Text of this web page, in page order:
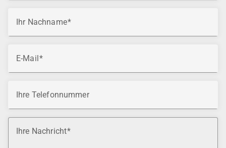
Ihr Nachname
E-Mail
Ihre Telefonnummer
Ihre Nachricht